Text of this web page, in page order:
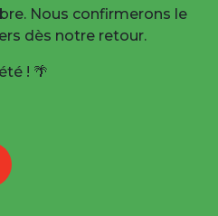
Nous confirmerons le
dès notre retour.
! 🌴